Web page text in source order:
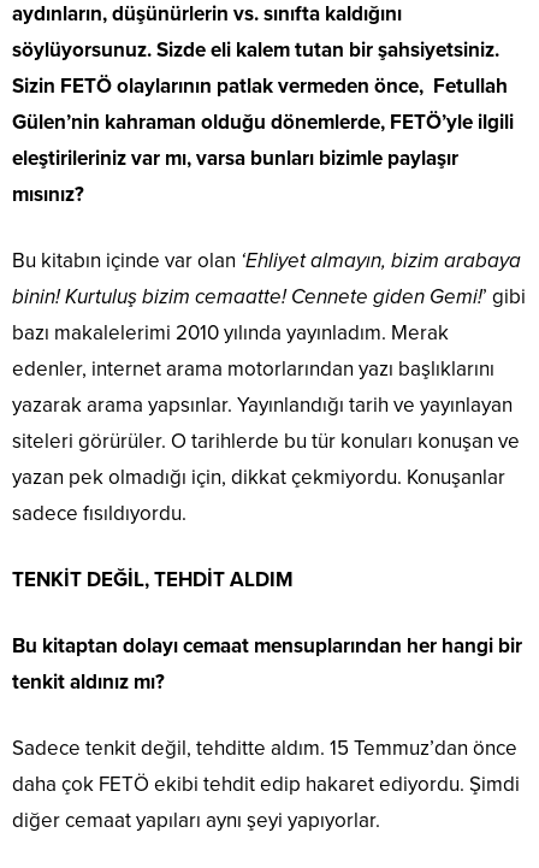
aydınların, düşünürlerin vs. sınıfta kaldığını
söylüyorsunuz. Sizde eli kalem tutan bir şahsiyetsiniz.
Sizin FETÖ olaylarının patlak vermeden önce, Fetullah
Gülen’nin kahraman olduğu dönemlerde, FETÖ’yle ilgili
eleştirileriniz var mı, varsa bunları bizimle paylaşır
mısınız?
Bu kitabın içinde var olan ‘Ehliyet almayın, bizim arabaya
binin! Kurtuluş bizim cemaatte! Cennete giden Gemi!’ gibi
bazı makalelerimi 2010 yılında yayınladım. Merak
edenler, internet arama motorlarından yazı başlıklarını
yazarak arama yapsınlar. Yayınlandığı tarih ve yayınlayan
siteleri görürüler. O tarihlerde bu tür konuları konuşan ve
yazan pek olmadığı için, dikkat çekmiyordu. Konuşanlar
sadece fısıldıyordu.
TENKİT DEĞİL, TEHDİT ALDIM
Bu kitaptan dolayı cemaat mensuplarından her hangi bir
tenkit aldınız mı?
Sadece tenkit değil, tehditte aldım. 15 Temmuz’dan önce
daha çok FETÖ ekibi tehdit edip hakaret ediyordu. Şimdi
diğer cemaat yapıları aynı şeyi yapıyorlar.